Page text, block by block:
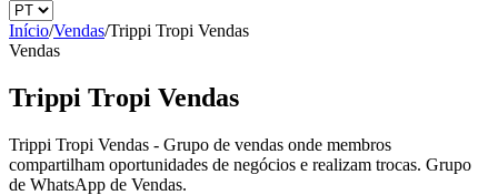
Início/Vendas/Trippi Tropi Vendas
Vendas
Trippi Tropi Vendas
Trippi Tropi Vendas - Grupo de vendas onde membros
compartilham oportunidades de negócios e realizam trocas. Grupo
de WhatsApp de Vendas.